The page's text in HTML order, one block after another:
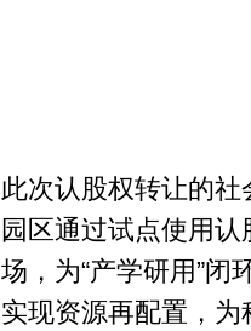
此次认股权转让的
园区通过试点使用
场，为“产学研用”闭
实现资源再配置，为